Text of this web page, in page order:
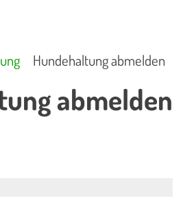
Hundehaltung abmelden
abmelden